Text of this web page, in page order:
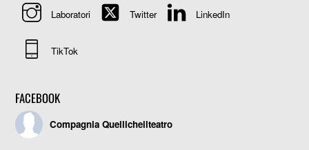
Laboratori Twitter LinkedIn
TikTok
FACEBOOK
Compagnia Quellicheilteatro